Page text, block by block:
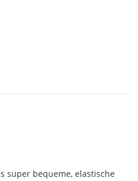
super bequeme, elastische